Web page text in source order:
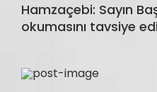
Hamzaçebi: Sayın
okumasını tavsiye